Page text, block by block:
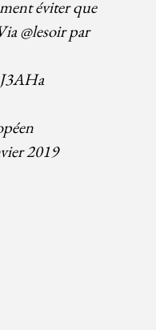
éviter que
@lesoirpar
2019